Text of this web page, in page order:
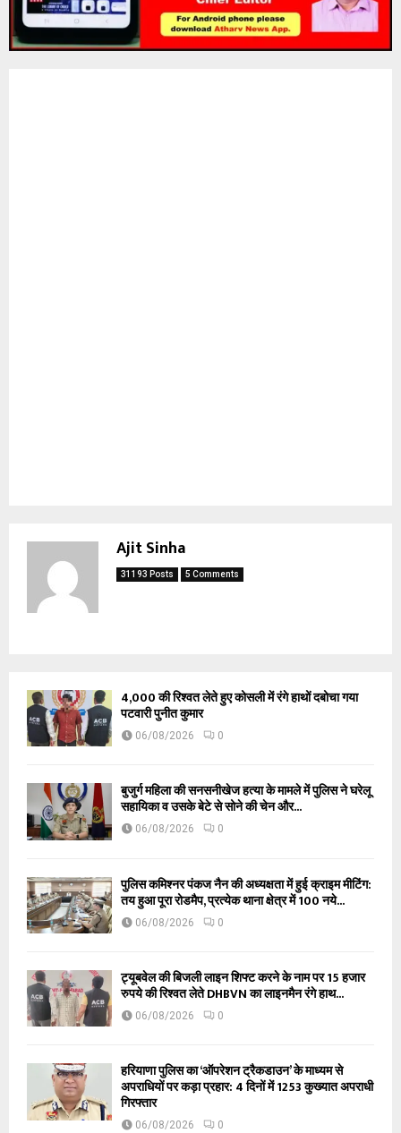
Ajit Sinha
31193 Posts 5 Comments
₹4,000 की रिश्वत लेते हुए कोसली में रंगे हाथों दबोचा गया
पटवारी पुनीत कुमार
06/08/2026 0
बुजुर्ग महिला की सनसनीखेज हत्या के मामले में पुलिस ने घरेलू
सहायिका व उसके बेटे से सोने की चेन और...
06/08/2026 0
पुलिस कमिश्नर पंकज नैन की अध्यक्षता में हुई क्राइम मीटिंग:
तय हुआ पूरा रोडमैप, प्रत्येक थाना क्षेत्र में 100 नये...
06/08/2026 0
ट्यूबवेल की बिजली लाइन शिफ्ट करने के नाम पर 15 हजार
रुपये की रिश्वत लेते DHBVN का लाइनमैन रंगे हाथ...
06/08/2026 0
हरियाणा पुलिस का ‘ऑपरेशन ट्रैकडाउन’ के माध्यम से
अपराधियों पर कड़ा प्रहार: 4 दिनों में 1253 कुख्यात अपराधी
गिरफ्तार
06/08/2026 0